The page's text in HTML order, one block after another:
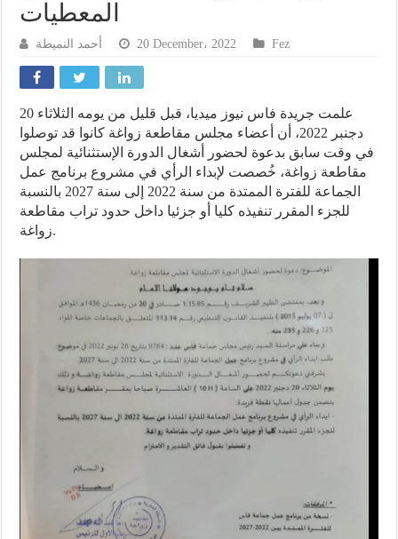
المعطيات
أحمد النميطة 20 December، 2022 Fez
علمت جريدة فاس نيوز ميديا، قبل قليل من يومه الثلاثاء 20
دجنبر 2022، أن أعضاء مجلس مقاطعة زواغة كانوا قد توصلوا
في وقت سابق بدعوة لحضور أشغال الدورة الإستثنائية لمجلس
مقاطعة زواغة، خُصصت لإبداء الرأي في مشروع برنامج عمل
الجماعة للفترة الممتدة من سنة 2022 إلى سنة 2027 بالنسبة
للجزء المقرر تنفيذه كليا أو جزئيا داخل حدود تراب مقاطعة
زواغة.